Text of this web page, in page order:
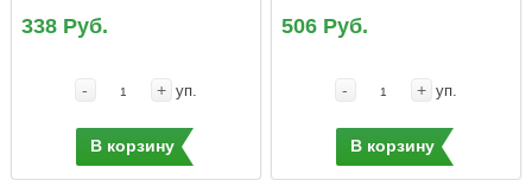
338 Руб.
- + уп.
В корзину
506 Руб.
- + уп.
В корзину